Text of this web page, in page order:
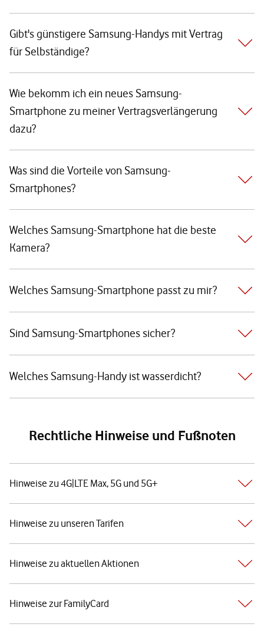
Gibt's günstigere Samsung-Handys mit Vertrag
für Selbständige?
Wie bekomm ich ein neues Samsung-
Smartphone zu meiner Vertragsverlängerung
dazu?
Was sind die Vorteile von Samsung-
Smartphones?
Welches Samsung-Smartphone hat die beste
Kamera?
Welches Samsung-Smartphone passt zu mir?
Sind Samsung-Smartphones sicher?
Welches Samsung-Handy ist wasserdicht?
Rechtliche Hinweise und Fußnoten
Hinweise zu 4G|LTE Max, 5G und 5G+
Hinweise zu unseren Tarifen
Hinweise zu aktuellen Aktionen
Hinweise zur FamilyCard